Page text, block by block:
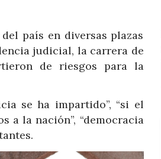
país en diversas plazas
judicial, la carrera de
de riesgos para la
se ha impartido”, “si el
a la nación”, “democracia